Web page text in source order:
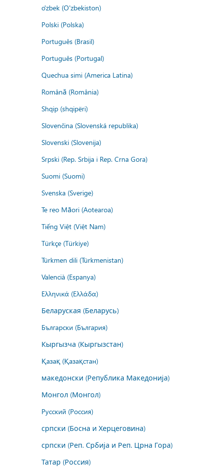
o'zbek (O'zbekiston)
Polski (Polska)
Português (Brasil)
Português (Portugal)
Quechua simi (America Latina)
Română (România)
Shqip (shqipëri)
Slovenčina (Slovenská republika)
Slovenski (Slovenija)
Srpski (Rep. Srbija i Rep. Crna Gora)
Suomi (Suomi)
Svenska (Sverige)
Te reo Māori (Aotearoa)
Tiếng Việt (Việt Nam)
Türkçe (Türkiye)
Türkmen dili (Türkmenistan)
Valencià (Espanya)
Ελληνικά (Ελλάδα)
Беларуская (Беларусь)
Български (България)
Кыргызча (Кыргызстан)
Қазақ (Қазақстан)
македонски (Република Македонија)
Монгол (Монгол)
Русский (Россия)
српски (Босна и Херцеговина)
српски (Реп. Србија и Реп. Црна Гора)
Татар (Россия)